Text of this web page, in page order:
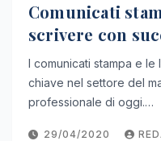
Comunicati
scrivere con
I comunicati stampa e
chiave nel settore del
professionale di oggi.…
29/04/2020